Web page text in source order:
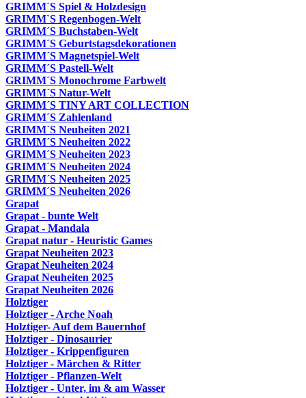
GRIMM´S Spiel & Holzdesign
GRIMM`S Regenbogen-Welt
GRIMM´S Buchstaben-Welt
GRIMM´S Geburtstagsdekorationen
GRIMM´S Magnetspiel-Welt
GRIMM´S Pastell-Welt
GRIMM´S Monochrome Farbwelt
GRIMM´S Natur-Welt
GRIMM´S TINY ART COLLECTION
GRIMM´S Zahlenland
GRIMM´S Neuheiten 2021
GRIMM´S Neuheiten 2022
GRIMM´S Neuheiten 2023
GRIMM´S Neuheiten 2024
GRIMM´S Neuheiten 2025
GRIMM´S Neuheiten 2026
Grapat
Grapat - bunte Welt
Grapat - Mandala
Grapat natur - Heuristic Games
Grapat Neuheiten 2023
Grapat Neuheiten 2024
Grapat Neuheiten 2025
Grapat Neuheiten 2026
Holztiger
Holztiger - Arche Noah
Holztiger- Auf dem Bauernhof
Holztiger - Dinosaurier
Holztiger - Krippenfiguren
Holztiger - Märchen & Ritter
Holztiger - Pflanzen-Welt
Holztiger - Unter, im & am Wasser